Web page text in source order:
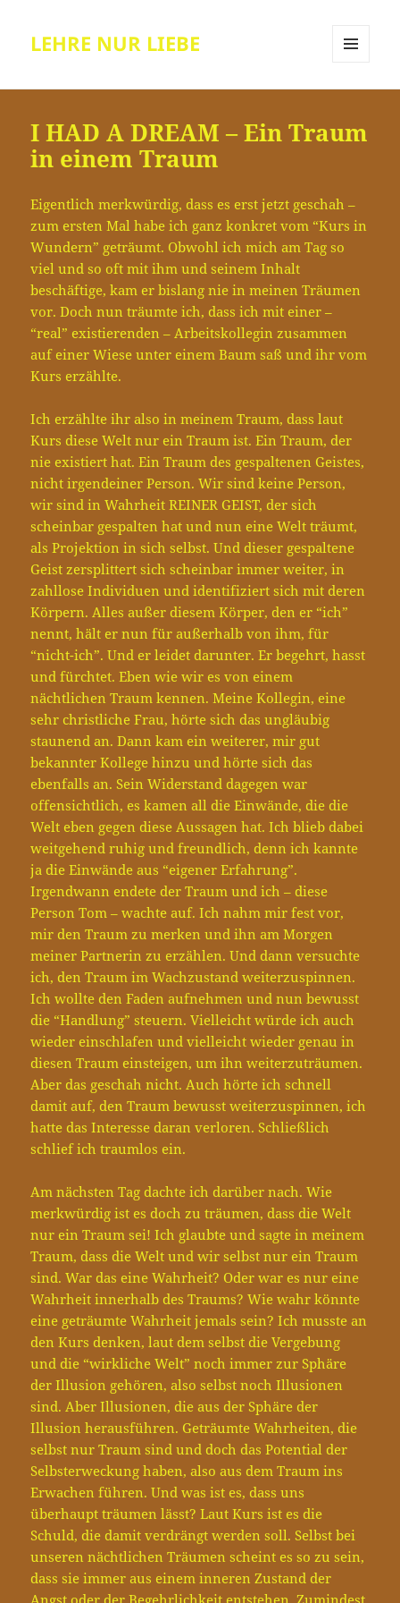
LEHRE NUR LIEBE
I HAD A DREAM – Ein Traum
in einem Traum
Eigentlich merkwürdig, dass es erst jetzt geschah –
zum ersten Mal habe ich ganz konkret vom “Kurs in
Wundern” geträumt. Obwohl ich mich am Tag so
viel und so oft mit ihm und seinem Inhalt
beschäftige, kam er bislang nie in meinen Träumen
vor. Doch nun träumte ich, dass ich mit einer –
“real” existierenden – Arbeitskollegin zusammen
auf einer Wiese unter einem Baum saß und ihr vom
Kurs erzählte.
Ich erzählte ihr also in meinem Traum, dass laut
Kurs diese Welt nur ein Traum ist. Ein Traum, der
nie existiert hat. Ein Traum des gespaltenen Geistes,
nicht irgendeiner Person. Wir sind keine Person,
wir sind in Wahrheit REINER GEIST, der sich
scheinbar gespalten hat und nun eine Welt träumt,
als Projektion in sich selbst. Und dieser gespaltene
Geist zersplittert sich scheinbar immer weiter, in
zahllose Individuen und identifiziert sich mit deren
Körpern. Alles außer diesem Körper, den er “ich”
nennt, hält er nun für außerhalb von ihm, für
“nicht-ich”. Und er leidet darunter. Er begehrt, hasst
und fürchtet. Eben wie wir es von einem
nächtlichen Traum kennen. Meine Kollegin, eine
sehr christliche Frau, hörte sich das ungläubig
staunend an. Dann kam ein weiterer, mir gut
bekannter Kollege hinzu und hörte sich das
ebenfalls an. Sein Widerstand dagegen war
offensichtlich, es kamen all die Einwände, die die
Welt eben gegen diese Aussagen hat. Ich blieb dabei
weitgehend ruhig und freundlich, denn ich kannte
ja die Einwände aus “eigener Erfahrung”.
Irgendwann endete der Traum und ich – diese
Person Tom – wachte auf. Ich nahm mir fest vor,
mir den Traum zu merken und ihn am Morgen
meiner Partnerin zu erzählen. Und dann versuchte
ich, den Traum im Wachzustand weiterzuspinnen.
Ich wollte den Faden aufnehmen und nun bewusst
die “Handlung” steuern. Vielleicht würde ich auch
wieder einschlafen und vielleicht wieder genau in
diesen Traum einsteigen, um ihn weiterzuträumen.
Aber das geschah nicht. Auch hörte ich schnell
damit auf, den Traum bewusst weiterzuspinnen, ich
hatte das Interesse daran verloren. Schließlich
schlief ich traumlos ein.
Am nächsten Tag dachte ich darüber nach. Wie
merkwürdig ist es doch zu träumen, dass die Welt
nur ein Traum sei! Ich glaubte und sagte in meinem
Traum, dass die Welt und wir selbst nur ein Traum
sind. War das eine Wahrheit? Oder war es nur eine
Wahrheit innerhalb des Traums? Wie wahr könnte
eine geträumte Wahrheit jemals sein? Ich musste an
den Kurs denken, laut dem selbst die Vergebung
und die “wirkliche Welt” noch immer zur Sphäre
der Illusion gehören, also selbst noch Illusionen
sind. Aber Illusionen, die aus der Sphäre der
Illusion herausführen. Geträumte Wahrheiten, die
selbst nur Traum sind und doch das Potential der
Selbsterweckung haben, also aus dem Traum ins
Erwachen führen. Und was ist es, dass uns
überhaupt träumen lässt? Laut Kurs ist es die
Schuld, die damit verdrängt werden soll. Selbst bei
unseren nächtlichen Träumen scheint es so zu sein,
dass sie immer aus einem inneren Zustand der